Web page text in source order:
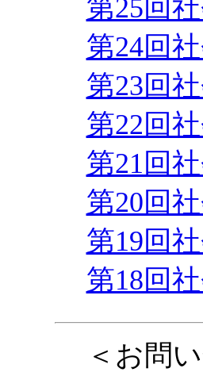
第25回
第24回
第23回
第22回
第21回
第20回
第19回
第18回
＜お問